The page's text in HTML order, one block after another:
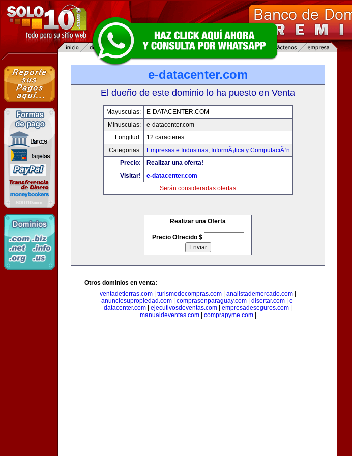
e-datacenter.com
El dueño de este dominio lo ha puesto en Venta
Mayusculas:
E-DATACENTER.COM
Minusculas:
e-datacenter.com
Longitud:
12 caracteres
Categorias:
Empresas e Industrias, InformÃ¡tica y ComputaciÃ³n
Precio:
Realizar una oferta!
Visitar!
e-datacenter.com
Serán consideradas ofertas
Realizar una Oferta
Precio Ofrecido $
Otros dominios en venta:
ventadetierras.com
turismodecompras.com analistademercado.com
anunciesupropiedad.com| comprasenparaguay.com| disertar.com| e-
datacenter.com
ejecutivosdeventas.com empresadeseguros.com
manualdeventas.com| comprapyme.com|